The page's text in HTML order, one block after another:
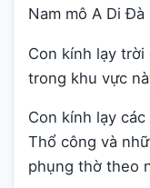
Nam mô A Di Đà
Con kính lạy
trong khu vực
Con kính lạy
Thổ công và
phụng thờ theo